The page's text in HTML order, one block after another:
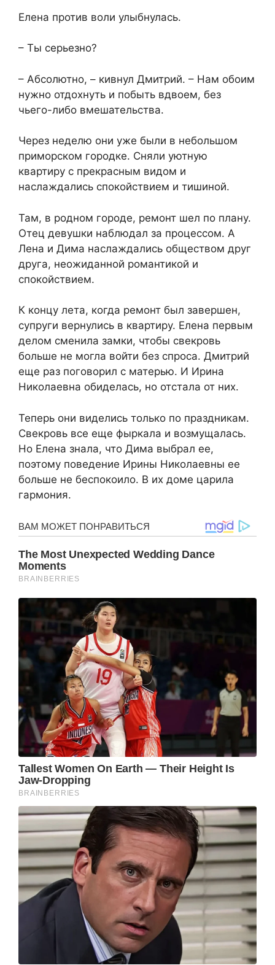
Елена против воли улыбнулась.
– Ты серьезно?
– Абсолютно, – кивнул Дмитрий. – Нам обоим
нужно отдохнуть и побыть вдвоем, без
чьего-либо вмешательства.
Через неделю они уже были в небольшом
приморском городке. Сняли уютную
квартиру с прекрасным видом и
наслаждались спокойствием и тишиной.
Там, в родном городе, ремонт шел по плану.
Отец девушки наблюдал за процессом. А
Лена и Дима наслаждались обществом друг
друга, неожиданной романтикой и
спокойствием.
К концу лета, когда ремонт был завершен,
супруги вернулись в квартиру. Елена первым
делом сменила замки, чтобы свекровь
больше не могла войти без спроса. Дмитрий
еще раз поговорил с матерью. И Ирина
Николаевна обиделась, но отстала от них.
Теперь они виделись только по праздникам.
Свекровь все еще фыркала и возмущалась.
Но Елена знала, что Дима выбрал ее,
поэтому поведение Ирины Николаевны ее
больше не беспокоило. В их доме царила
гармония.